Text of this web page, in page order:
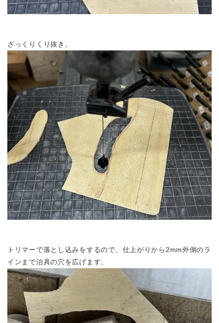
ざっくりくり抜き。
トリマーで落とし込みをするので、仕上がりから2mm外側のラ
インまで治具の穴を広げます。